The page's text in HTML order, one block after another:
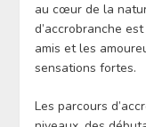
au cœur de la
d’accrobranche
amis et les
sensations fortes.
Les parcours